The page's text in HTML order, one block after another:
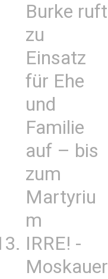
Burke ruft
zu
Einsatz
für Ehe
und
Familie
auf – bis
zum
Martyriu
m
IRRE! -
Moskauer